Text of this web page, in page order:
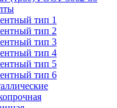
тип 1
тип 2
тип 3
тип 4
тип 5
тип 6